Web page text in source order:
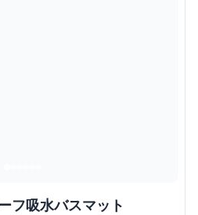
フ吸水バスマット